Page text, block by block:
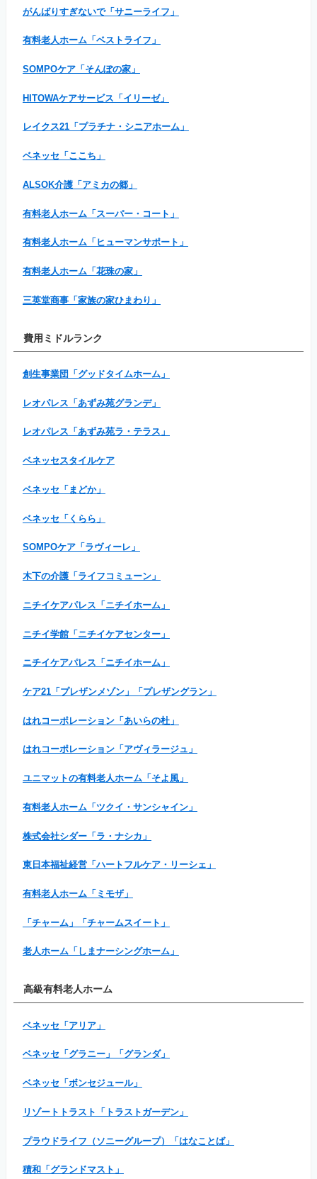
がんばりすぎないで「サニーライフ」
有料老人ホーム「ベストライフ」
SOMPOケア「そんぽの家」
HITOWAケアサービス「イリーゼ」
レイクス21「プラチナ・シニアホーム」
ベネッセ「ここち」
ALSOK介護「アミカの郷」
有料老人ホーム「スーパー・コート」
有料老人ホーム「ヒューマンサポート」
有料老人ホーム「花珠の家」
三英堂商事「家族の家ひまわり」
費用ミドルランク
創生事業団「グッドタイムホーム」
レオパレス「あずみ苑グランデ」
レオパレス「あずみ苑ラ・テラス」
ベネッセスタイルケア
ベネッセ「まどか」
ベネッセ「くらら」
SOMPOケア「ラヴィーレ」
木下の介護「ライフコミューン」
ニチイケアパレス「ニチイホーム」
ニチイ学館「ニチイケアセンター」
ニチイケアパレス「ニチイホーム」
ケア21「プレザンメゾン」「プレザングラン」
はれコーポレーション「あいらの杜」
はれコーポレーション「アヴィラージュ」
ユニマットの有料老人ホーム「そよ風」
有料老人ホーム「ツクイ・サンシャイン」
株式会社シダー「ラ・ナシカ」
東日本福祉経営「ハートフルケア・リーシェ」
有料老人ホーム「ミモザ」
「チャーム」「チャームスイート」
老人ホーム「しまナーシングホーム」
高級有料老人ホーム
ベネッセ「アリア」
ベネッセ「グラニー」「グランダ」
ベネッセ「ボンセジュール」
リゾートトラスト「トラストガーデン」
プラウドライフ（ソニーグループ）「はなことば」
積和「グランドマスト」